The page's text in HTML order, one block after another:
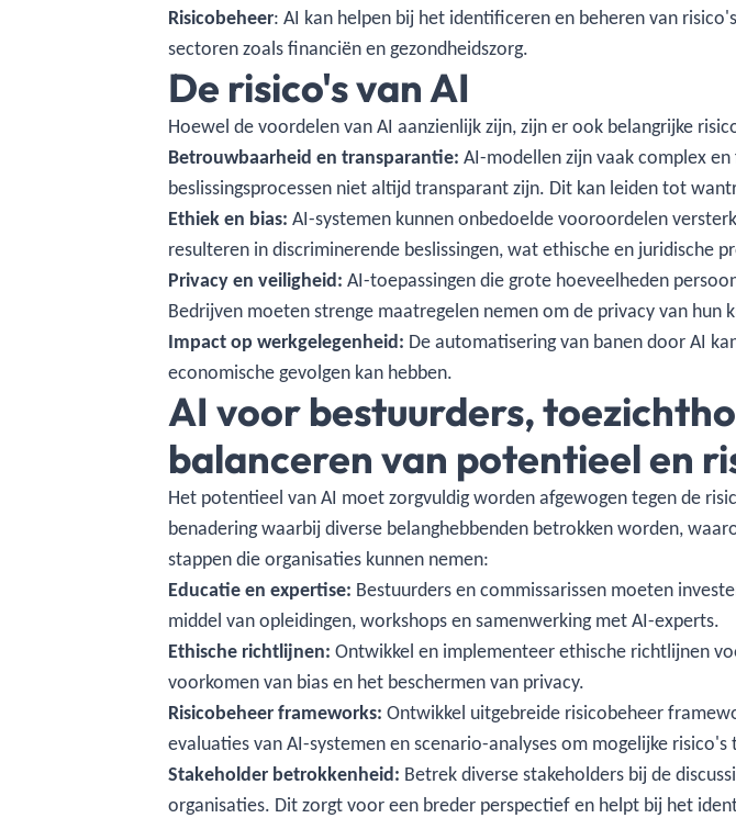
Risicobeheer: AI kan helpen bij het identificeren en beheren van
sectoren zoals financiën en gezondheidszorg.
De risico's van AI
Hoewel de voordelen van AI aanzienlijk zijn, zijn er ook belangrijke
Betrouwbaarheid en transparantie: AI-modellen zijn vaak complex
beslissingsprocessen niet altijd transparant zijn. Dit kan leiden tot
Ethiek en bias:AI-systemen kunnen onbedoelde vooroordelen
resulteren in discriminerende beslissingen, wat ethische en juridische
Privacy en veiligheid: AI-toepassingen die grote hoeveelheden
Bedrijven moeten strenge maatregelen nemen om de privacy van hun
Impact op werkgelegenheid: De automatisering van banen door AI
economische gevolgen kan hebben.
AI voor bestuurders,
balanceren van potentieel en
Het potentieel van AI moet zorgvuldig worden afgewogen tegen de
benadering waarbij diverse belanghebbenden betrokken worden,
stappen die organisaties kunnen nemen:
Educatie en expertise: Bestuurders en commissarissen moeten
middel van opleidingen, workshops en samenwerking met AI-experts.
Ethische richtlijnen:Ontwikkel en implementeer ethische richtlijnen
voorkomen van bias en het beschermen van privacy.
Risicobeheer frameworks:Ontwikkel uitgebreide risicobeheer
evaluaties van AI-systemen en scenario-analyses om mogelijke
Stakeholder betrokkenheid: Betrek diverse stakeholders bij de
organisaties. Dit zorgt voor een breder perspectief en helpt bij het